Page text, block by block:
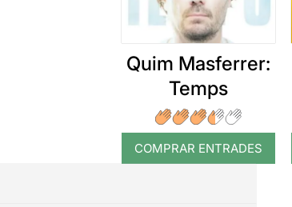
Quim Masferrer:
Temps
COMPRAR ENTRADES